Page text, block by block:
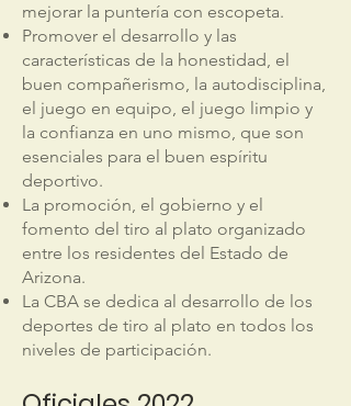
mejorar la puntería con escopeta.
Promover el desarrollo y las
características de la honestidad, el
buen compañerismo, la autodisciplina,
el juego en equipo, el juego limpio y
la confianza en uno mismo, que son
esenciales para el buen espíritu
deportivo.
La promoción, el gobierno y el
fomento del tiro al plato organizado
entre los residentes del Estado de
Arizona.
La CBA se dedica al desarrollo de los
deportes de tiro al plato en todos los
niveles de participación.